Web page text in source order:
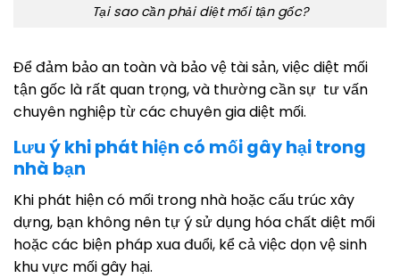
Tại sao cần phải diệt mối tận gốc?
Để đảm bảo an toàn và bảo vệ tài sản, việc diệt mối
tận gốc là rất quan trọng, và thường cần sự tư vấn
chuyên nghiệp từ các chuyên gia diệt mối.
Lưu ý khi phát hiện có mối gây hại trong
nhà bạn
Khi phát hiện có mối trong nhà hoặc cấu trúc xây
dựng, bạn không nên tự ý sử dụng hóa chất diệt mối
hoặc các biện pháp xua đuổi, kể cả việc dọn vệ sinh
khu vực mối gây hại.